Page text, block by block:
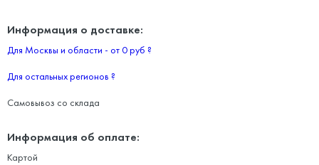
Информация о доставке:
Для Москвы и области - от 0 руб ?
Для остальных регионов ?
Самовывоз со склада
Информация об оплате:
Картой